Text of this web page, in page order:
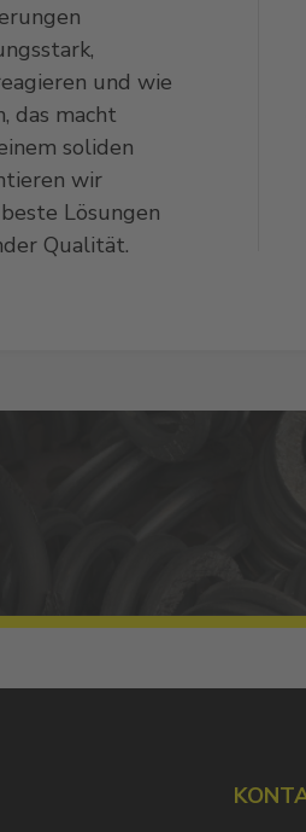
und wie
das macht
soliden
wir
Lösungen
Qualität.